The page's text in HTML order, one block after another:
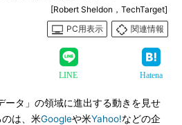
[Robert Sheldon，TechTarget]
PC用表示
関連情報
LINE Hatena
ータ」の領域に進出する動きを見せ
は、米Googleや米Yahoo!などの企